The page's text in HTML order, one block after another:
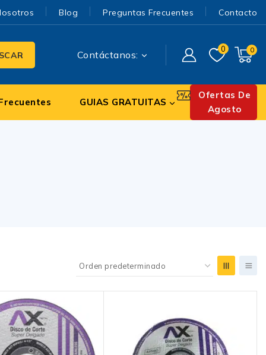
Blog Preguntas Frecuentes Contacto
Contáctanos: 0 0
GUIAS GRATUITAS
Ofertas De
Agosto